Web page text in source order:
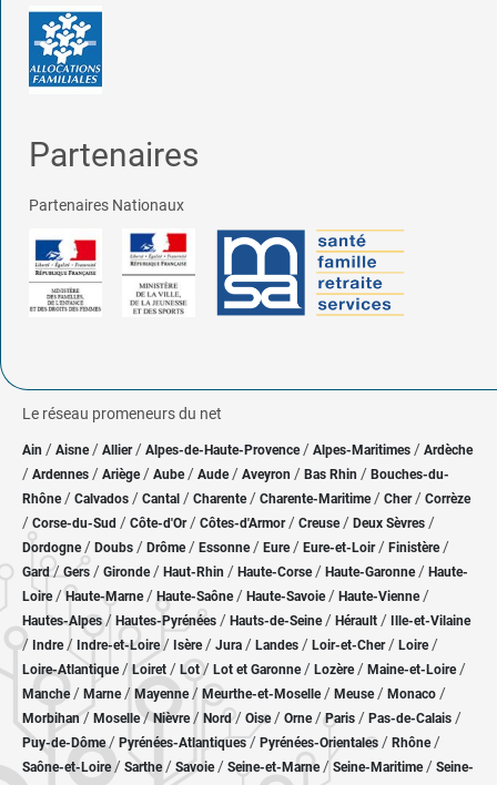
Partenaires
Partenaires Nationaux
Le réseau promeneurs du net
Ain / Aisne/ Allier/ Alpes-de-Haute-Provence / Alpes-Maritimes / Ardèche
/ Ardennes / Ariège/ Aube/ Aude / Aveyron / Bas Rhin / Bouches-du-
Rhône/ Calvados / Cantal / Charente / Charente-Maritime/ Cher / Corrèze
/ Corse-du-Sud / Côte-d'Or / Côtes-d'Armor/ Creuse/ Deux Sèvres /
Dordogne/ Doubs / Drôme/ Essonne / Eure/ Eure-et-Loir / Finistère/
Gard/ Gers / Gironde/ Haut-Rhin / Haute-Corse/ Haute-Garonne/ Haute-
Loire/Haute-Marne/ Haute-Saône/ Haute-Savoie/ Haute-Vienne/
Hautes-Alpes/ Hautes-Pyrénées / Hauts-de-Seine/ Hérault / Ille-et-Vilaine
/ Indre/ Indre-et-Loire/ Isère/ Jura / Landes / Loir-et-Cher/ Loire/
Loire-Atlantique/ Loiret / Lot/ Lot et Garonne/ Lozère / Maine-et-Loire/
Manche/ Marne/ Mayenne/ Meurthe-et-Moselle/ Meuse/ Monaco /
Morbihan/ Moselle/ Nièvre / Nord/ Oise / Orne/Paris / Pas-de-Calais /
Puy-de-Dôme/ Pyrénées-Atlantiques / Pyrénées-Orientales / Rhône/
Saône-et-Loire/ Sarthe/ Savoie/ Seine-et-Marne/ Seine-Maritime/ Seine-